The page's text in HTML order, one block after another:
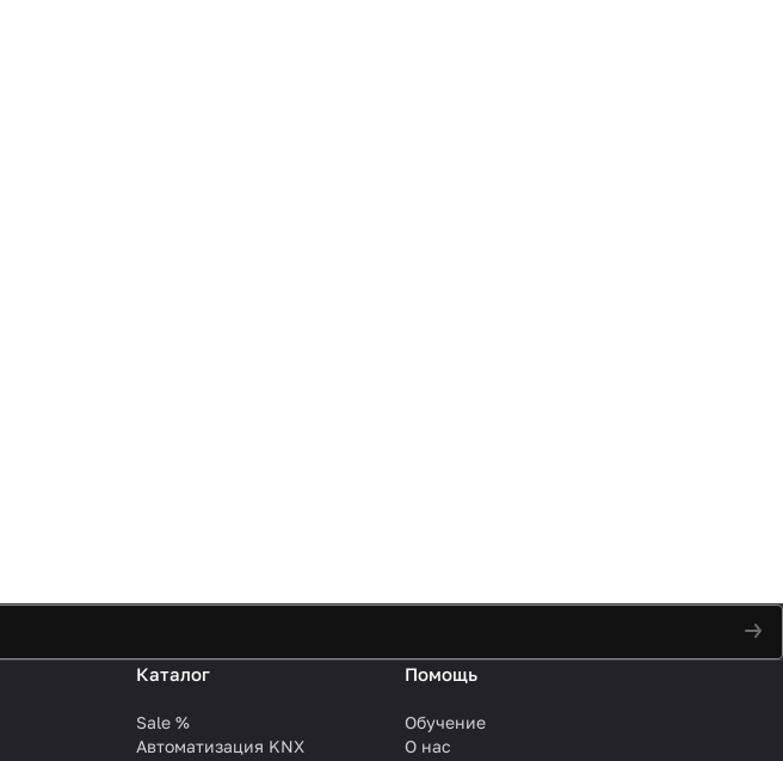
Каталог
Sale %
Автоматизация KNX
Помощь
Обучение
О нас